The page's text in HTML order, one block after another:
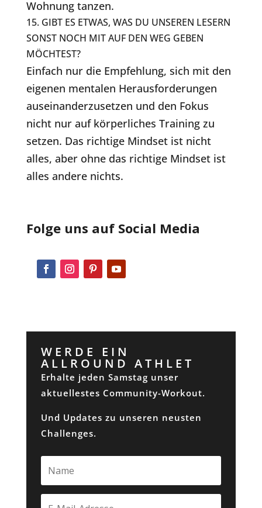
Wohnung tanzen.
15. GIBT ES ETWAS, WAS DU UNSEREN LESERN
SONST NOCH MIT AUF DEN WEG GEBEN
MÖCHTEST?
Einfach nur die Empfehlung, sich mit den
eigenen mentalen Herausforderungen
auseinanderzusetzen und den Fokus
nicht nur auf körperliches Training zu
setzen. Das richtige Mindset ist nicht
alles, aber ohne das richtige Mindset ist
alles andere nichts.
Folge uns auf Social Media
WERDE EIN
ALLROUND ATHLET
Erhalte jeden Samstag unser
aktuellestes Community-Workout.
Und Updates zu unseren neusten
Challenges.